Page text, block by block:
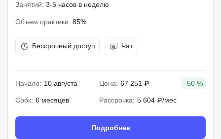
Занятий: 3-5 часов в неделю
Объем практики: 85%
Бессрочный доступ Чат
Начало: 10 августа Цена: 67 251 ₽ -50 %
Срок: 6 месяцев Рассрочка: 5 604 ₽/мес
Подробнее